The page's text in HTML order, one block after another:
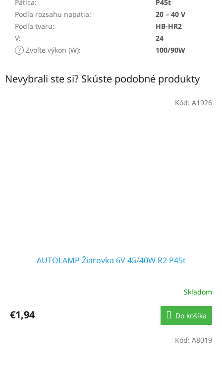
Pätica:
P45t
Podľa rozsahu napätia:
20 – 40 V
Podľa tvaru:
HB-HR2
V:
24
? Zvoľte výkon (W): 100/90W
Nevybrali ste si? Skúste podobné produkty
AUTOLAMP Žiarovka 6V 45/40W R2 P45t
Skladom
€1,94 Do košíka
Kód: A1926
Kód: A8019